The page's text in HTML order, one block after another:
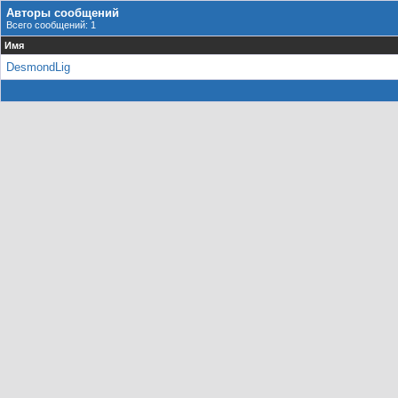
Авторы сообщений
Всего сообщений: 1
Имя
DesmondLig